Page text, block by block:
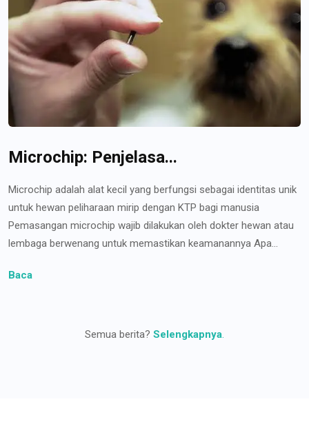
Microchip: Penjelasa...
Microchip adalah alat kecil yang berfungsi sebagai identitas unik
untuk hewan peliharaan mirip dengan KTP bagi manusia
Pemasangan microchip wajib dilakukan oleh dokter hewan atau
lembaga berwenang untuk memastikan keamanannya Apa...
Baca
Semua berita? Selengkapnya